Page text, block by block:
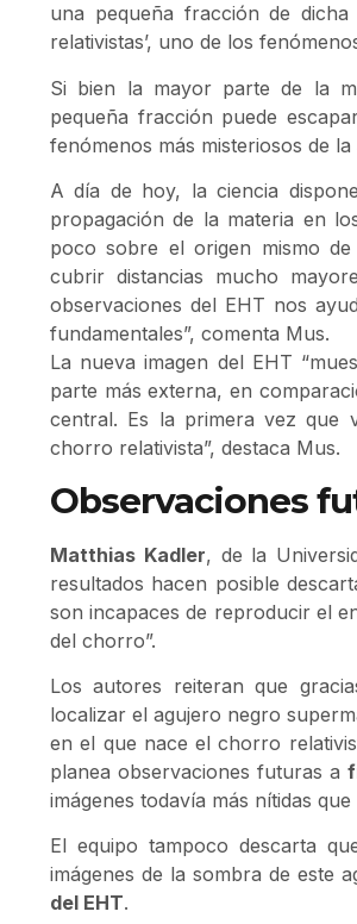
una pequeña fracción de
relativistas’, uno de los
Si bien la mayor parte de la
pequeña fracción puede
fenómenos más misteriosos de
A día de hoy, la ciencia
propagación de la materia en
poco sobre el origen mismo
cubrir distancias mucho
observaciones del EHT nos
fundamentales”, comenta Mus.
La nueva imagen del EHT
parte más externa, en
central. Es la primera vez que
chorro relativista”, destaca Mus.
Observaciones
Matthias Kadler, de la
resultados hacen posible
son incapaces de reproducir el
del chorro”.
Los autores reiteran que
localizar el agujero negro
en el que nace el chorro
planea observaciones futuras a
imágenes todavía más nítidas
El equipo tampoco descarta
imágenes de la sombra de este
del EHT.